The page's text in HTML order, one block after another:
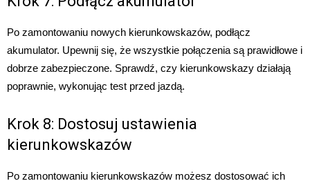
Po zamontowaniu nowych kierunkowskazów, podłącz
akumulator. Upewnij się, że wszystkie połączenia są prawidłowe i
dobrze zabezpieczone. Sprawdź, czy kierunkowskazy działają
poprawnie, wykonując test przed jazdą.
Krok 8: Dostosuj ustawienia
kierunkowskazów
Po zamontowaniu kierunkowskazów możesz dostosować ich